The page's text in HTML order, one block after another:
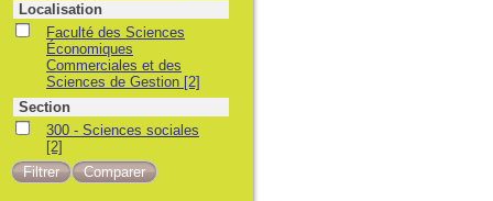
Localisation
Faculté des Sciences
Économiques
Commerciales et des
Sciences de Gestion [2]
Section
300 - Sciences sociales
[2]